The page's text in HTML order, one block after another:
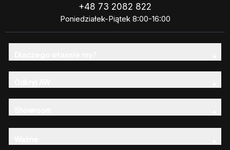
+48 73 2082 822
Poniedziałek-Piątek 8:00-16:00